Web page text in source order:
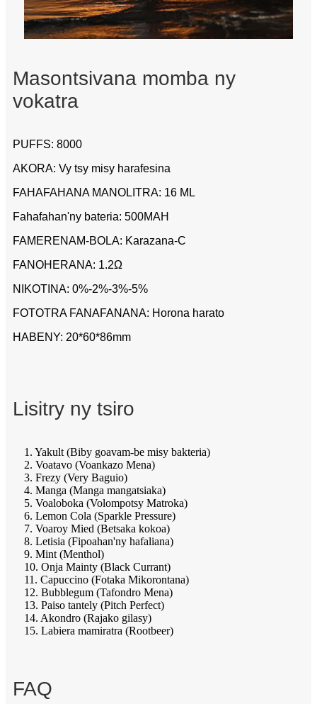
Masontsivana momba ny
vokatra
PUFFS: 8000
AKORA: Vy tsy misy harafesina
FAHAFAHANA MANOLITRA: 16 ML
Fahafahan'ny bateria: 500MAH
FAMERENAM-BOLA: Karazana-C
FANOHERANA: 1.2Ω
NIKOTINA: 0%-2%-3%-5%
FOTOTRA FANAFANANA: Horona harato
HABENY: 20*60*86mm
Lisitry ny tsiro
1. Yakult (Biby goavam-be misy bakteria)
2. Voatavo (Voankazo Mena)
3. Frezy (Very Baguio)
4. Manga (Manga mangatsiaka)
5. Voaloboka (Volompotsy Matroka)
6. Lemon Cola (Sparkle Pressure)
7. Voaroy Mied (Betsaka kokoa)
8. Letisia (Fipoahan'ny hafaliana)
9. Mint (Menthol)
10. Onja Mainty (Black Currant)
11. Capuccino (Fotaka Mikorontana)
12. Bubblegum (Tafondro Mena)
13. Paiso tantely (Pitch Perfect)
14. Akondro (Rajako gilasy)
15. Labiera mamiratra (Rootbeer)
FAQ